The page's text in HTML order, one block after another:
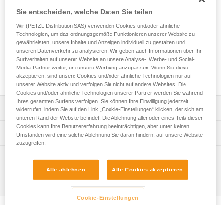
Leuchtfarben wählen. Aufkleber können mit einem Logo
und/oder einem Namen bedruckt werden. Außerdem kann
der Helm mit farbigen Reflexstreifen versehen werden. Ein
breites Angebot an vormontierbarem Zubehör steht ebenfalls
zur Verfügung (Kinnbänder, Schutzvisiere,
Helmschutzüberzug, Nackenschutz, Ausweishalter, Mützen
usw.). Er ist einzeln verpackt, um sofort einsatzbereit zu sein.
Leistungsverzeichnis
Wahl der Helmschale:
- geschlossene oder belüftete Helmschale,
schwarz) und zwei Leuchtfarben (gelb und orange).
Hinzufügung individuell gestalteter Aufkleber:
- Aufkleber an den Seiten, vorne oder hinten. Diese
weißem oder grauem reflektierenden Hintergrund
Technische Spezifikationen
Material: ABS (Acrylnitril-Butadien-Styrol), EPP
(expandiertes Polypropylen), EPS (expandiertes
Polystyrol), Polyamid, Polycarbonat, hochfestes Polyester,
Technische Informationen
Das PDF herunterladen technical-notice-STRATO-
Ablauf der PSA-Prüfung
Sie entscheiden, welche Daten Sie teilen
Wir (PETZL Distribution SAS) verwenden Cookies und/oder ähnliche
Technologien, um das ordnungsgemäße Funktionieren unserer Website zu
gewährleisten, unsere Inhalte und Anzeigen individuell zu gestalten und
unseren Datenverkehr zu analysieren. Wir geben auch Informationen über Ihr
Surfverhalten auf unserer Website an unsere Analyse-, Werbe- und Social-
Media-Partner weiter, um unsere Werbung anzupassen. Wenn Sie diese
akzeptieren, sind unsere Cookies und/oder ähnliche Technologien nur auf
unserer Website aktiv und verfolgen Sie nicht auf andere Websites. Die
Cookies und/oder ähnliche Technologien unserer Partner werden Sie während
Ihres gesamten Surfens verfolgen. Sie können Ihre Einwilligung jederzeit
widerrufen, indem Sie auf den Link „Cookie-Einstellungen“ klicken, der sich am
unteren Rand der Website befindet. Die Ablehnung aller oder eines Teils dieser
Cookies kann Ihre Benutzererfahrung beeinträchtigen, aber unter keinen
Umständen wird eine solche Ablehnung Sie daran hindern, auf unsere Website
zuzugreifen.
Alle ablehnen Alle Cookies akzeptieren
Cookie-Einstellungen